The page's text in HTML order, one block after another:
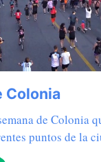
Colonia
de Colonia
puntos de la